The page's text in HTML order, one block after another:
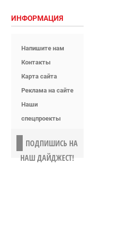
ИНФОРМАЦИЯ
Напишите нам
Контакты
Карта сайта
Реклама на сайте
Наши
спецпроекты
ПОДПИШИСЬ НА
НАШ ДАЙДЖЕСТ!